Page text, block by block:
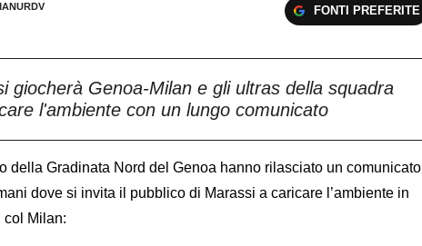
FONTI PREFERITE
giocherà Genoa-Milan e gli ultras della squadra
l'ambiente con un lungo comunicato
della Gradinata Nord del Genoa hanno rilasciato un comunicato
dove si invita il pubblico di Marassi a caricare l’ambiente in
col Milan: